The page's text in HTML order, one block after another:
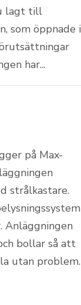
lagt till
som öppnade i
har...
på Max-
strålkastare.
Anläggningen
bollar så att
utan problem.